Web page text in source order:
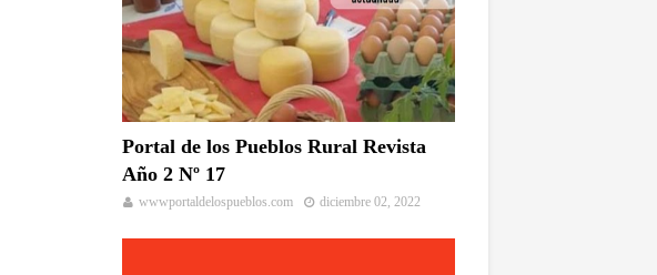
Portal de los Pueblos Rural Revista
Año 2 Nº 17
wwwportaldelospueblos.com diciembre 02, 2022